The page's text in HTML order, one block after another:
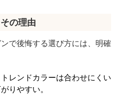
の理由
で後悔する選び方には、明確
トレンドカラーは合わせにくい
りやすい。